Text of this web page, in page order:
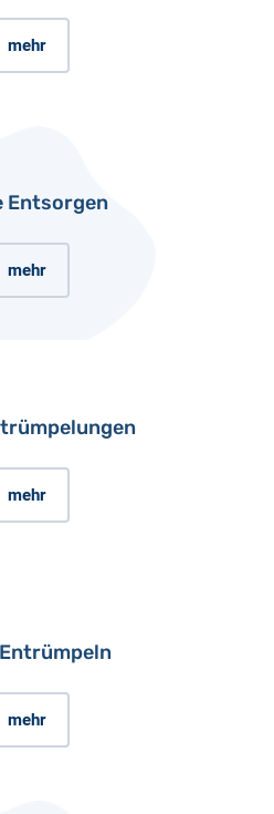
mehr
Entsorgen
mehr
mehr
mehr